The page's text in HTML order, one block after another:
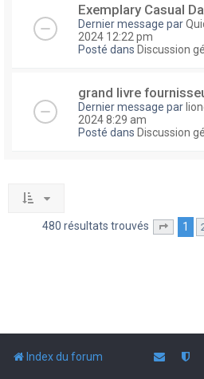
Exemplary Сasual
Dernier message par
2024 12:22 pm
Posté dans Discussion
grand livre
Dernier message par
2024 8:29 am
Posté dans Discussion
480 résultats trouvés Page
1
Index du forum